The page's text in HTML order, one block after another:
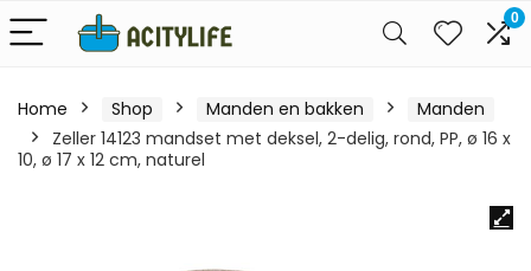
0
Home Shop Manden en bakken
Manden
Zeller 14123 mandset met deksel, 2-delig, rond, PP, ø 16 x
10, ø 17 x 12 cm, naturel